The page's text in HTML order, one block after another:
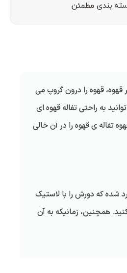
قهوه را درون گروپ می
به راحتی تفاله قهوه ای
تفاله ی قهوه را در آن خالی
شده که دورش را با لاستیک
همچنین، زمانیکه به آن